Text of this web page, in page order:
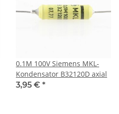
0.1M 100V Siemens MKL-
Kondensator B32120D axial
3,95 € *